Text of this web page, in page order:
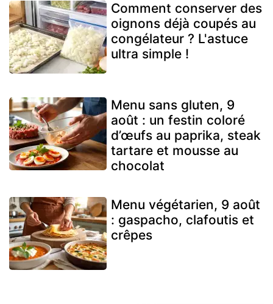
Comment conserver des
oignons déjà coupés au
congélateur ? L'astuce
ultra simple !
Menu sans gluten, 9
août : un festin coloré
d’œufs au paprika, steak
tartare et mousse au
chocolat
Menu végétarien, 9 août
: gaspacho, clafoutis et
crêpes